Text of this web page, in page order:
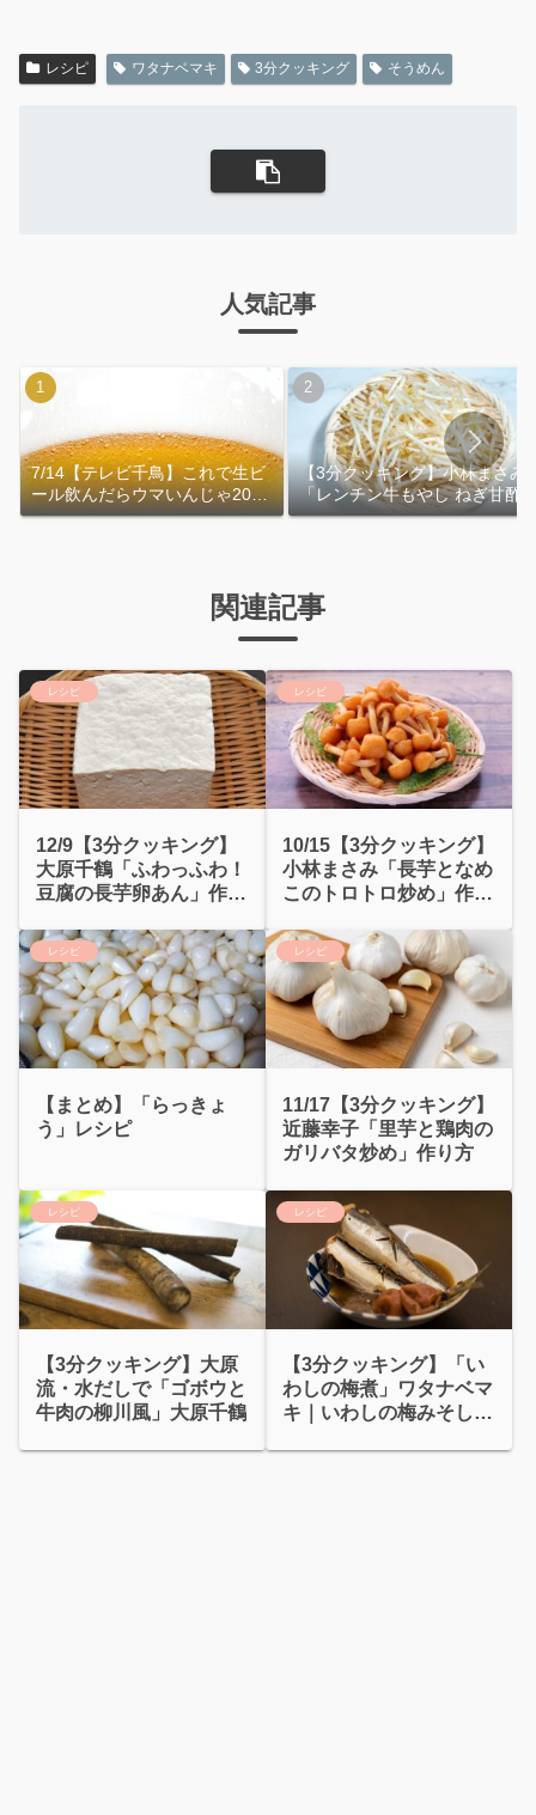
レシピ ワタナベマキ 3分クッキング そうめん
人気記事
7/14【テレビ千鳥】これで生ビ
ール飲んだらウマいんじゃ2026
｜おおよその作り方
【3分クッキング】小林まさみ
「レンチン牛もやし ねぎ甘酢
れ」作り方
関連記事
レシピ
12/9【3分クッキング】
大原千鶴「ふわっふわ！
豆腐の長芋卵あん」作り
レシピ
10/15【3分クッキング】
小林まさみ「長芋となめ
このトロトロ炒め」作り
レシピ
【まとめ】「らっきょ
う」レシピ
レシピ
11/17【3分クッキング】
近藤幸子「里芋と鶏肉の
ガリバタ炒め」作り方
レシピ
【3分クッキング】大原
流・水だしで「ゴボウと
牛肉の柳川風」大原千鶴
レシピ
【3分クッキング】「い
わしの梅煮」ワタナベマ
キ｜いわしの梅みそしょ